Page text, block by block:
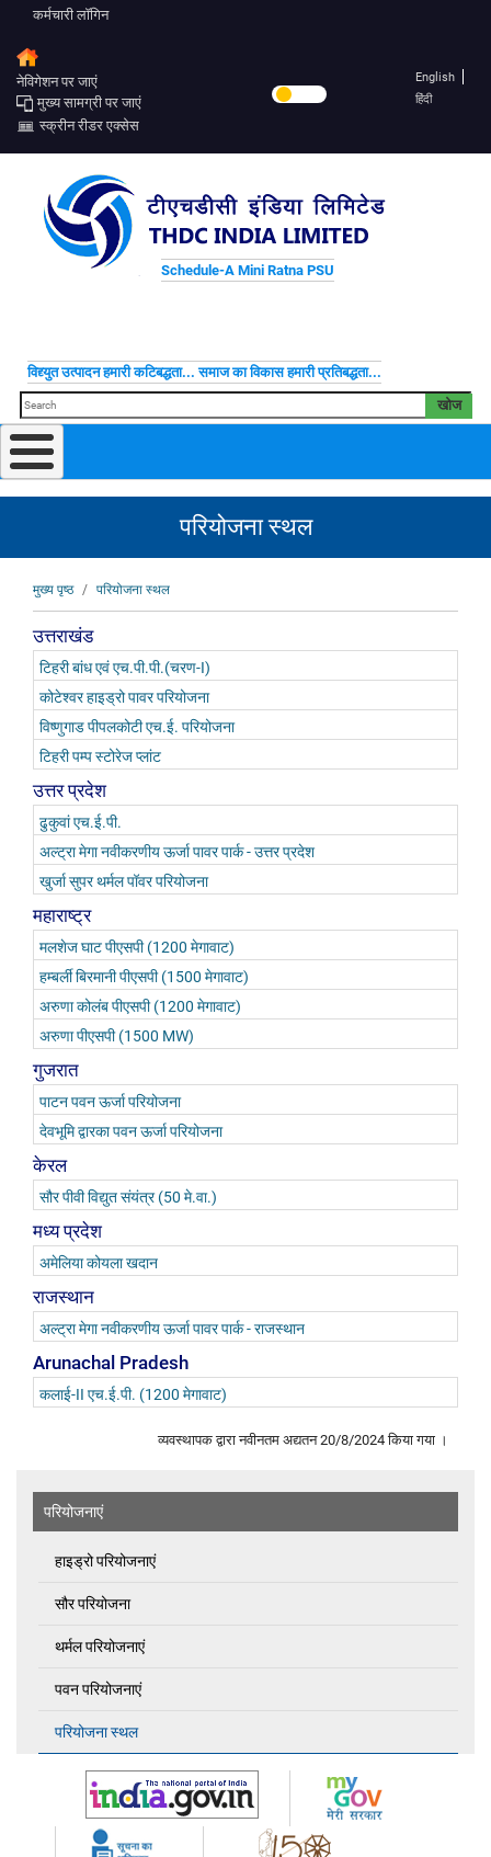
कर्मचारी लॉगिन
नेविगेशन पर जाएं
मुख्य सामग्री पर जाएं
स्क्रीन रीडर एक्सेस
English
हिंदी
Schedule-A Mini Ratna PSU
विद्द्युत उत्पादन हमारी कटिबद्धता... समाज का विकास हमारी प्रतिबद्धता...
खोज
परियोजना स्थल
पग
चिन्ह
मुख्य पृष्ठ परियोजना स्थल
उत्तराखंड
टिहरी बांध एवं एच.पी.पी.(चरण-I)
कोटेश्वर हाइड्रो पावर परियोजना
विष्णुगाड पीपलकोटी एच.ई. परियोजना
टिहरी पम्प स्टोरेज प्लांट
उत्तर प्रदेश
ढुकुवां एच.ई.पी.
अल्ट्रा मेगा नवीकरणीय ऊर्जा पावर पार्क - उत्तर प्रदेश
खुर्जा सुपर थर्मल पॉवर परियोजना
महाराष्ट्र
मलशेज घाट पीएसपी (1200 मेगावाट)
हम्बर्ली बिरमानी पीएसपी (1500 मेगावाट)
अरुणा कोलंब पीएसपी (1200 मेगावाट)
अरुणा पीएसपी (1500 MW)
गुजरात
पाटन पवन ऊर्जा परियोजना
देवभूमि द्वारका पवन ऊर्जा परियोजना
केरल
सौर पीवी विद्युत संयंत्र (50 मे.वा.)
मध्य प्रदेश
अमेलिया कोयला खदान
राजस्थान
अल्ट्रा मेगा नवीकरणीय ऊर्जा पावर पार्क - राजस्थान
Arunachal Pradesh
कलाई-II एच.ई.पी. (1200 मेगावाट)
व्यवस्थापक द्वारा नवीनतम अद्यतन20/8/2024किया गया ।
परियोजनाएं
हाइड्रो परियोजनाएं
सौर परियोजना
थर्मल परियोजनाएं
पवन परियोजनाएं
परियोजना स्थल